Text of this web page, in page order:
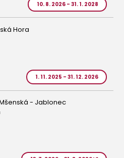
10. 8. 2026 - 31. 1. 2028
Hora
1. 11. 2025 - 31. 12. 2026
- Jablonec